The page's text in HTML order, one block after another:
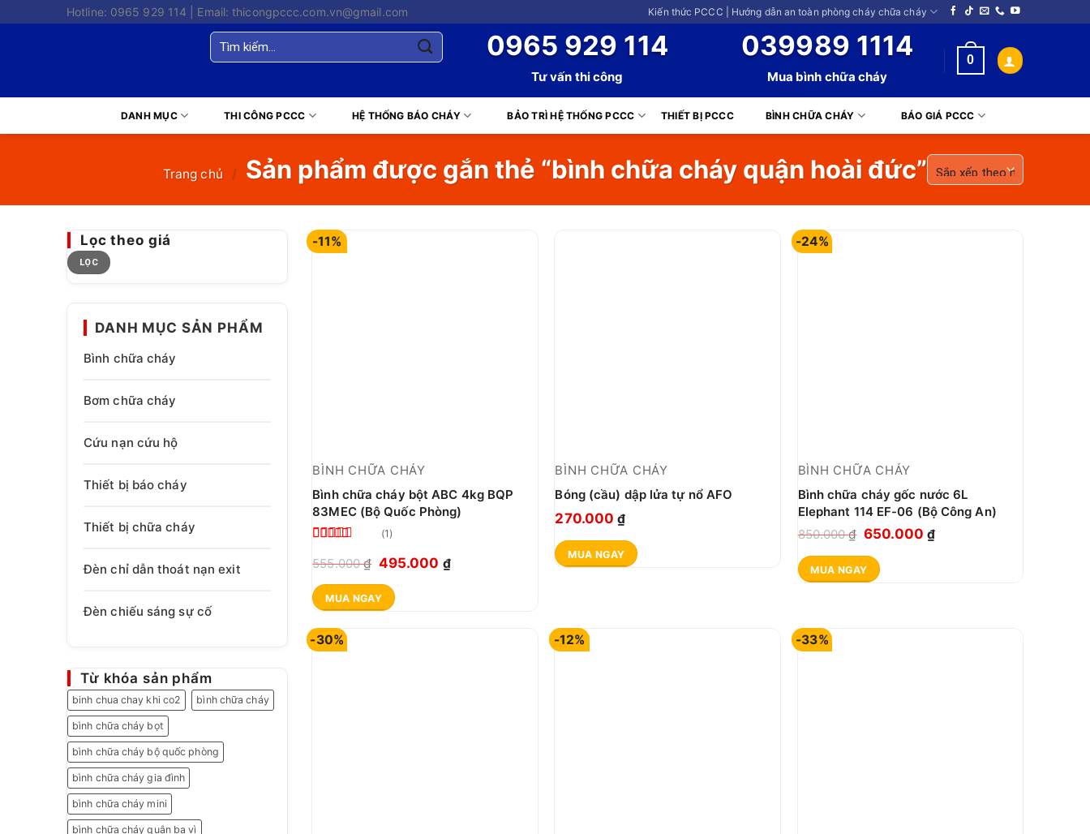
Hotline: 0965 929 114 | Email: thicongpccc.com.vn@gmail.com Kiến thức PCCC | Hướng dẫn an toàn phòng cháy chữa cháy
Tìm
kiếm:
0965 929 114
Tư vấn thi công
039989 1114
Mua bình chữa cháy
0
DANH MỤC THI CÔNG PCCC HỆ THỐNG BÁO CHÁY BẢO TRÌ HỆ THỐNG PCCC THIẾT BỊ PCCC BÌNH CHỮA CHÁY BÁO GIÁ PCCC
Trang chủ / Sản phẩm được gắn thẻ “bình chữa cháy quận hoài đức”
Lọc theo giá
Giá
tối
thiểu
Giá
tối
đa
LỌC
DANH MỤC SẢN PHẨM
Bình chữa cháy
Bơm chữa cháy
Cứu nạn cứu hộ
Thiết bị báo cháy
Thiết bị chữa cháy
Đèn chỉ dẫn thoát nạn exit
Đèn chiếu sáng sự cố
Từ khóa sản phẩm
binh chua chay khi co2 bình chữa cháy
bình chữa cháy bọt
bình chữa cháy bộ quốc phòng
bình chữa cháy gia đình
bình chữa cháy mini
bình chữa cháy quận ba vì
-11%
BÌNH CHỮA CHÁY
Bình chữa cháy bột ABC 4kg BQP
83MEC (Bộ Quốc Phòng)
5 sao
(1)
555.000₫ Giá
gốc
là:
495.000 ₫Giá
MUA NGAY
BÌNH CHỮA CHÁY
Bóng (cầu) dập lửa tự nổ AFO
270.000₫
MUA NGAY
-24%
BÌNH CHỮA CHÁY
Bình chữa cháy gốc nước 6L
Elephant 114 EF-06 (Bộ Công An)
850.000₫ Giá
gốc
là:
650.000 ₫Giá
MUA NGAY
-30% -12% -33%